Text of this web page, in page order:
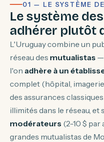
01 — LE SYSTÈME
Le système
adhérer plutôt
L'Uruguay combine un
réseau des mutualistas —
l'on adhère à un
complet (hôpital,
des assurances
illimités dans le réseau,
modérateurs (2-10 $ par
grandes mutualistas de